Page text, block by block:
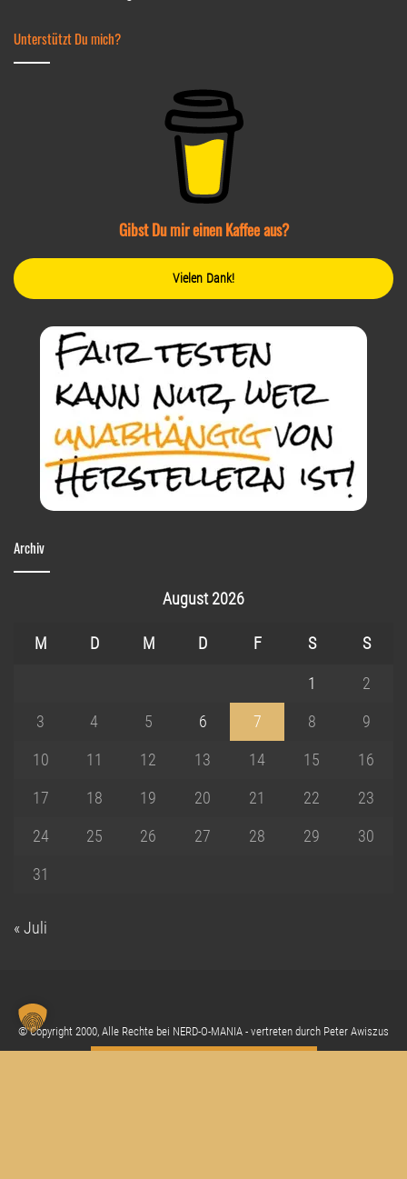
Unterstützt Du mich?
Gibst Du mir einen Kaffee aus?
Vielen Dank!
Archiv
August 2026
M D M D F S S
1
2
3
4 5 6 7 8
9
10
11 12 13 14 15
16
17
18 19 20 21 22
23
24
25 26 27 28 29
30
31
« Juli
© Copyright 2000, Alle Rechte bei NERD-O-MANIA - vertreten durch Peter Awiszus